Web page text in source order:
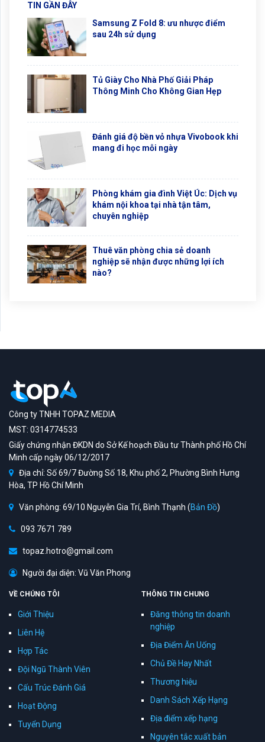
TIN GẦN ĐÂY
Samsung Z Fold 8: ưu nhược điểm
sau 24h sử dụng
Tủ Giày Cho Nhà Phố Giải Pháp
Thông Minh Cho Không Gian Hẹp
Đánh giá độ bền vỏ nhựa Vivobook khi
mang đi học mỗi ngày
Phòng khám gia đình Việt Úc: Dịch vụ
khám nội khoa tại nhà tận tâm,
chuyên nghiệp
Thuê văn phòng chia sẻ doanh
nghiệp sẽ nhận được những lợi ích
nào?
Công ty TNHH TOPAZ MEDIA
MST: 0314774533
Giấy chứng nhận ĐKDN do Sở Kế hoạch Đầu tư Thành phố Hồ Chí
Minh cấp ngày 06/12/2017
Địa chỉ: Số 69/7 Đường Số 18, Khu phố 2, Phường Bình Hưng
Hòa, TP Hồ Chí Minh
Văn phòng: 69/10 Nguyễn Gia Trí, Bình Thạnh (Bản Đồ)
093 7671 789
topaz.hotro@gmail.com
Người đại diện: Vũ Văn Phong
VỀ CHÚNG TÔI
Giới Thiệu
Liên Hệ
Hợp Tác
Đội Ngũ Thành Viên
Cấu Trúc Đánh Giá
Hoạt Động
Tuyển Dụng
THÔNG TIN CHUNG
Đăng thông tin doanh
nghiệp
Địa Điểm Ăn Uống
Chủ Đề Hay Nhất
Thương hiệu
Danh Sách Xếp Hạng
Địa điểm xếp hạng
Nguyên tắc xuất bản